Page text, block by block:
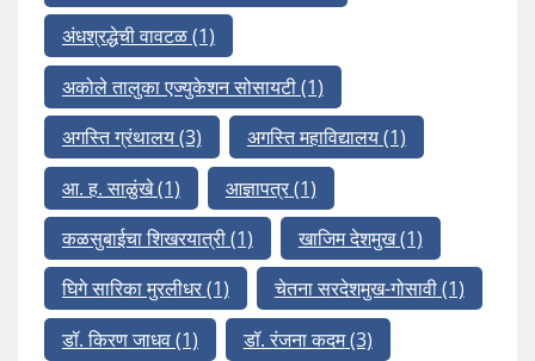
अंधश्रद्धेची वावटळ(1)
अकोले तालुका एज्युकेशन सोसायटी(1)
अगस्ति ग्रंथालय(3) अगस्ति महाविद्यालय(1)
आ. ह. साळुंखे(1) आज्ञापत्र(1)
कळसुबाईचा शिखरयात्री(1) खाजिम देशमुख(1)
घिगे सारिका मुरलीधर(1) चेतना सरदेशमुख-गोसावी(1)
डॉ. किरण जाधव(1) डॉ. रंजना कदम(3)